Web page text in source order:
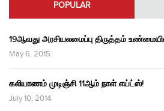
POPULAR
19ஆவது அரசியலமைப்பு திருத்தம்
May 6, 2015
கலியாணம் முடிஞ்சி 11ஆம் நாள் எய்ட்ஸ்!
July 10, 2014